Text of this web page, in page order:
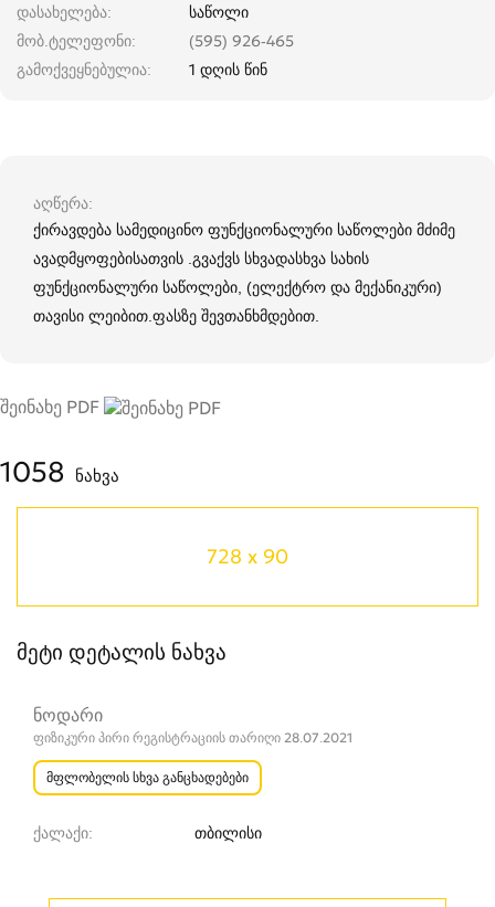
დასახელება
საწოლი
მობ.ტელეფონი
(595) 926-465
გამოქვეყნებულია
1 დღის წინ
აღწერა
ქირავდება სამედიცინო ფუნქციონალური საწოლები მძიმე
ავადმყოფებისათვის .გვაქვს სხვადასხვა სახის
ფუნქციონალური საწოლები, (ელექტრო და მექანიკური)
თავისი ლეიბით.ფასზე შევთანხმდებით.
შეინახე PDF
1058 ნახვა
728 x 90
მეტი დეტალის ნახვა
ნოდარი
ფიზიკური პირი რეგისტრაციის თარიღი 28.07.2021
მფლობელის სხვა განცხადებები
ქალაქი თბილისი